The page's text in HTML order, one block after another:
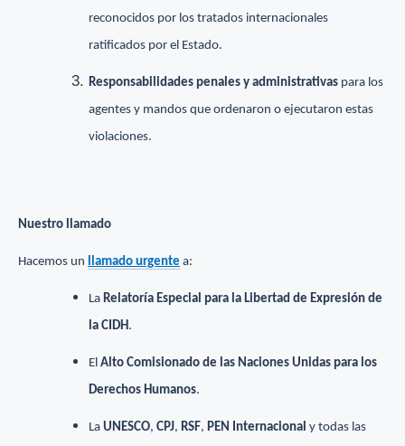
reconocidos por los tratados internacionales
ratificados por el Estado.
Responsabilidades penales y administrativas para los
agentes y mandos que ordenaron o ejecutaron estas
violaciones.
Nuestro llamado
Hacemos un llamado urgente a:
La Relatoría Especial para la Libertad de Expresión de
la CIDH .
ElAlto Comisionado de las Naciones Unidas para los
Derechos Humanos.
LaUNESCO,CPJ, RSF, PEN Internacional y todas las